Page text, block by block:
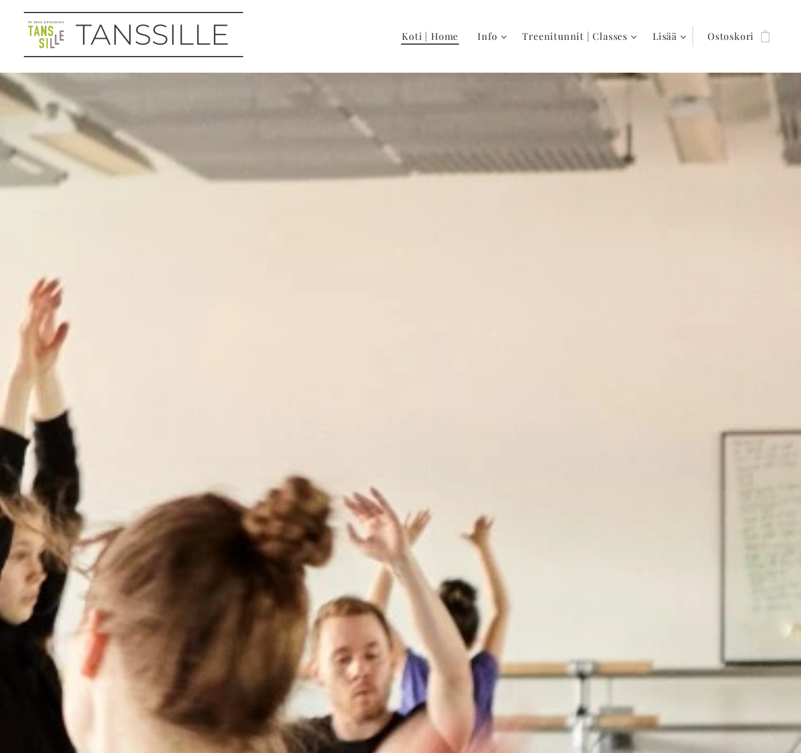
TANSSILLE Koti | Home Info Treenitunnit | Classes Lisää Ostoskori